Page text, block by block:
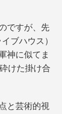
ですが、先
ブハウス）
神に似てま
けた掛け合
と芸術的視